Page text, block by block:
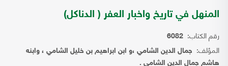
المنهل في تاريخ واخبار العفر ( الدناكل)
رقم الكتاب: 6082
المؤلف: جمال الدين الشامي ،و ابن ابراهيم بن خليل الشامي ، وابنه
هاشم جمال الدين الشامي .